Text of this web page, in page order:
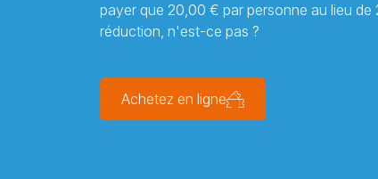
payer que 20,00 € par personne au lieu de
réduction, n'est-ce pas ?
Achetez en ligne